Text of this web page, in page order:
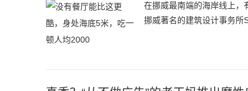
在挪威最南端的海岸线上，
挪威著名的建筑设计事务所